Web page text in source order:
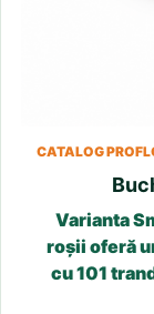
CATALOG
Varianta
roșii oferă
cu 101